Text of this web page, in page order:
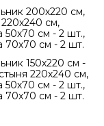
200х220 см,
см,
50х70 см - 2 шт.,
70х70 см - 2 шт.
150х220 см -
220х240 см,
50х70 см - 2 шт.,
70х70 см - 2 шт.